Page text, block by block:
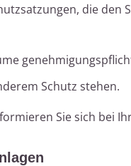
die den
Schutz stehen.
Sie sich bei